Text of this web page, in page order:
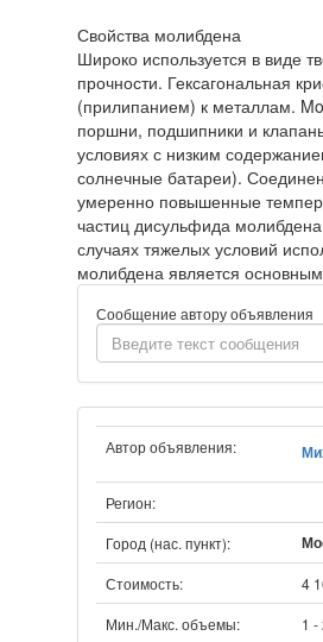
Свойства молибдена
Широко используется в виде
прочности. Гексагональная
(прилипанием) к металлам.
поршни, подшипники и
условиях с низким
солнечные батареи).
умеренно повышенные
частиц дисульфида
случаях тяжелых условий
молибдена является
Сообщение автору объявления
Автор объявления:
Регион:
Город (нас. пункт):
Стоимость:
4
Мин./Макс. объемы:
1 -